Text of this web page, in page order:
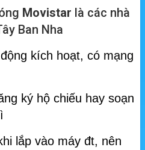
Movistar là các nhà
Ban Nha
kích hoạt, có mạng
ký hộ chiếu hay soạn
lắp vào máy đt, nên